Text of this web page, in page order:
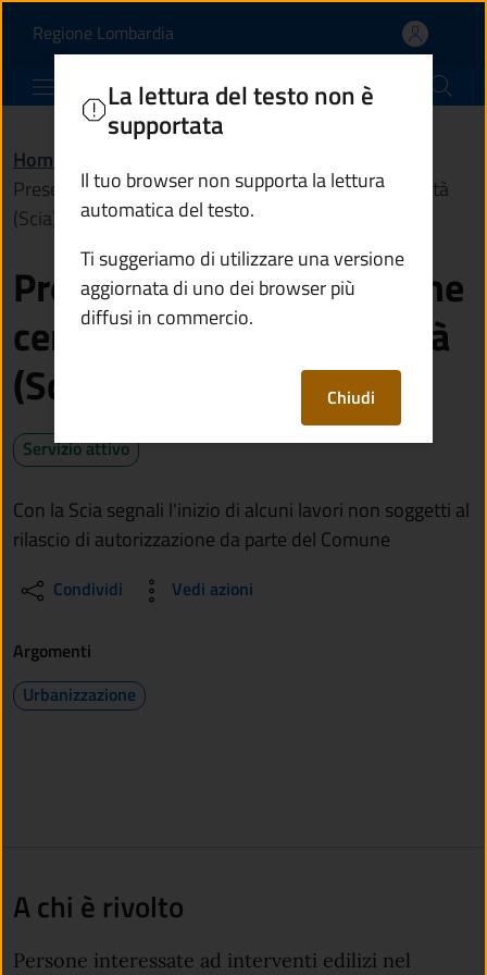
Presentare la
Regione Lombardia(apre in un'altra scheda).
Comune di Monno
Home
Presentare la segnalazione certificata di inizio attività
(Scia) per l'edilizia
Presentare la segnalazione
certificata di inizio attività
(Scia) per l'edilizia
Servizio attivo
Con la Scia segnali l'inizio di alcuni lavori non soggetti al
rilascio di autorizzazione da parte del Comune
Condividi Vedi azioni
La lettura del testo non è
supportata
Il tuo browser non supporta la lettura
automatica del testo.
Ti suggeriamo di utilizzare una versione
aggiornata di uno dei browser più
diffusi in commercio.
Chiudi
Argomenti
Urbanizzazione
A chi è rivolto
Persone interessate ad interventi edilizi nel